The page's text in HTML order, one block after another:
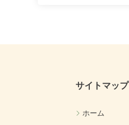
サイトマップ
ホーム